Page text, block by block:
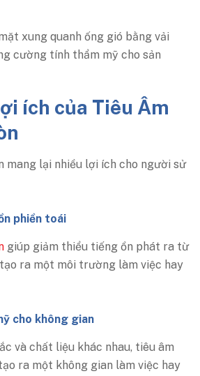
xung quanh ống gió bằng vải
cường tính thẩm mỹ cho sản
ích của Tiêu Âm
mang lại nhiều lợi ích cho người sử
phiền toái
giúp giảm thiểu tiếng ồn phát ra từ
ra một môi trường làm việc hay
cho không gian
và chất liệu khác nhau, tiêu âm
ra một không gian làm việc hay